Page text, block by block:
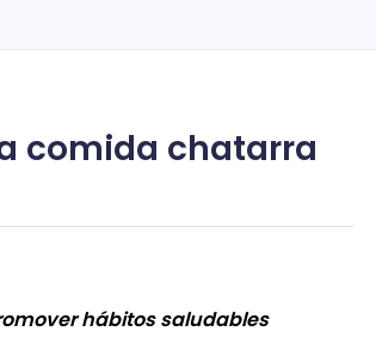
comida chatarra
hábitos saludables